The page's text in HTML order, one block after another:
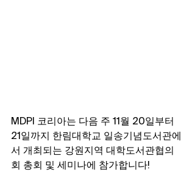
MDPI 코리아는 다음 주 11월 20일부터
21일까지 한림대학교 일송기념도서관에
서 개최되는 강원지역 대학도서관협의
회 총회 및 세미나에 참가합니다!